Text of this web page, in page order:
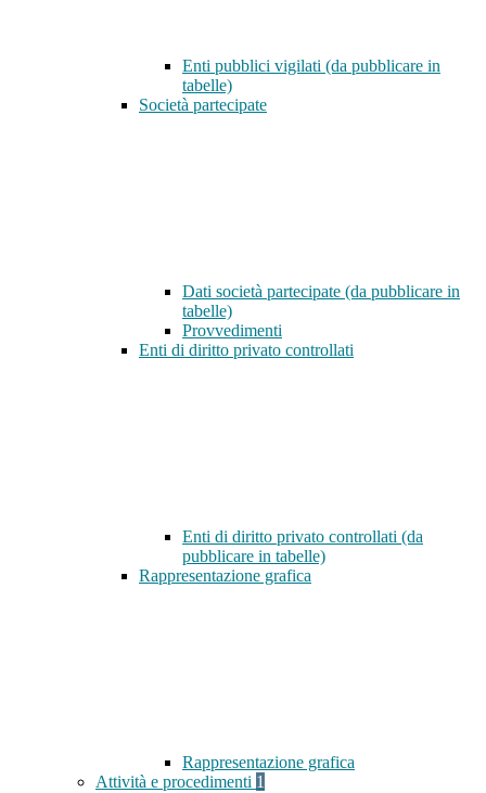
Enti pubblici vigilati (da pubblicare in
tabelle)
Società partecipate
Dati società partecipate (da pubblicare in
tabelle)
Provvedimenti
Enti di diritto privato controllati
Enti di diritto privato controllati (da
pubblicare in tabelle)
Rappresentazione grafica
Rappresentazione grafica
Attività e procedimenti 1